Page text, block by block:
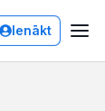
Ienākt